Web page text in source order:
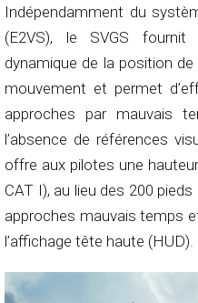
Indépendamment du
(E2VS), le SVGS
dynamique de la position
mouvement et permet
approches par mauvais
l’absence de références
offre aux pilotes une
CAT I), au lieu des 200
approches mauvais temps
l’affichage tête haute (HUD).